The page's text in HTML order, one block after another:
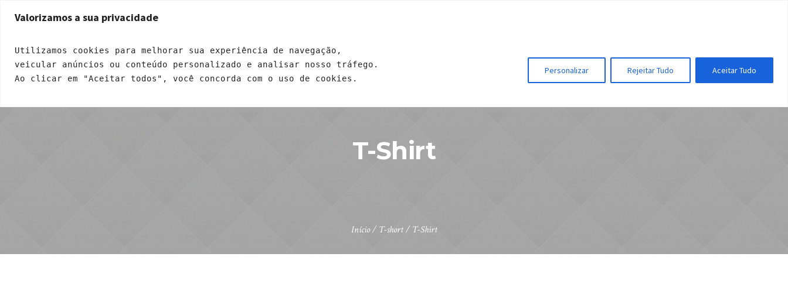
Valorizamos a sua privacidade
Utilizamos cookies para melhorar sua experiência de navegação,
veicular anúncios ou conteúdo personalizado e analisar nosso tráfego.
Ao clicar em "Aceitar todos", você concorda com o uso de cookies.
Personalizar Rejeitar Tudo Aceitar Tudo
INÍCIO QUEM SOMOS AGENDA EVENTOS
T-Shirt
Início/T-short/ T-Shirt